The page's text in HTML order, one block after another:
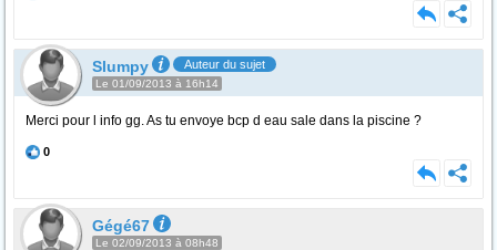
Slumpy Auteur du sujet
Le 01/09/2013 à 16h14
Merci pour l info gg. As tu envoye bcp d eau sale dans la piscine ?
0
Gégé67
Le 02/09/2013 à 08h48